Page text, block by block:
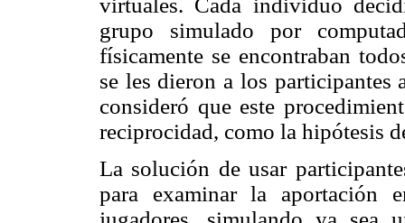
grupo simulado por
físicamente se encontraban
se les dieron a los participantes
consideró que este
reciprocidad, como la hipótesis
La solución de usar
para examinar la aportación